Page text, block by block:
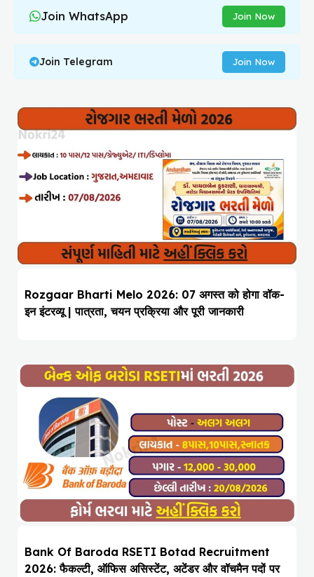
Join WhatsApp Join Now
Join Telegram Join Now
Rozgaar Bharti Melo 2026: 07 अगस्त को होगा वॉक-
इन इंटरव्यू | पात्रता, चयन प्रक्रिया और पूरी जानकारी
Bank Of Baroda RSETI Botad Recruitment
2026: फैकल्टी, ऑफिस असिस्टेंट, अटेंडर और वॉचमैन पदों पर